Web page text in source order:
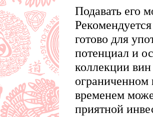
Подавать его
готово для
потенциал и
коллекции
ограниченном
временем
приятной